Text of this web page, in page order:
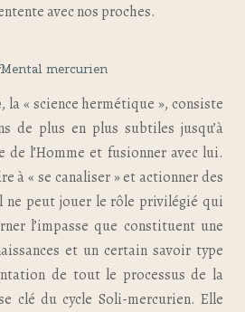
avec nos proches.
mercurien
, la « science hermétique », consiste
de plus en plus subtiles jusqu’à
de l’Homme et fusionner avec lui.
à « se canaliser » et actionner des
ne peut jouer le rôle privilégié qui
l’impasse que constituent une
et un certain savoir type
de tout le processus de la
clé du cycle Soli-mercurien. Elle